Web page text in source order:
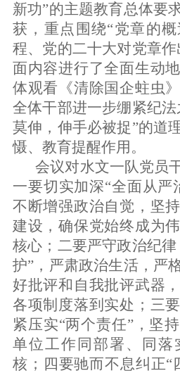
新功”的主题教育总体要
获，重点围绕“党章的
程、党的二十大对党章
面内容进行了全面生动
体观看《清除国企蛀虫
全体干部进一步绷紧纪
莫伸，伸手必被捉”的道
慑、教育提醒作用。
会议对水文一队党员
一要切实加深“全面从严
不断增强政治自觉，坚
建设，确保党始终成为
核心；二要严守政治纪
护”，严肃政治生活，严
好批评和自我批评武器
各项制度落到实处；三
紧压实“两个责任”，坚
单位工作同部署、同落
核；四要驰而不息纠正“